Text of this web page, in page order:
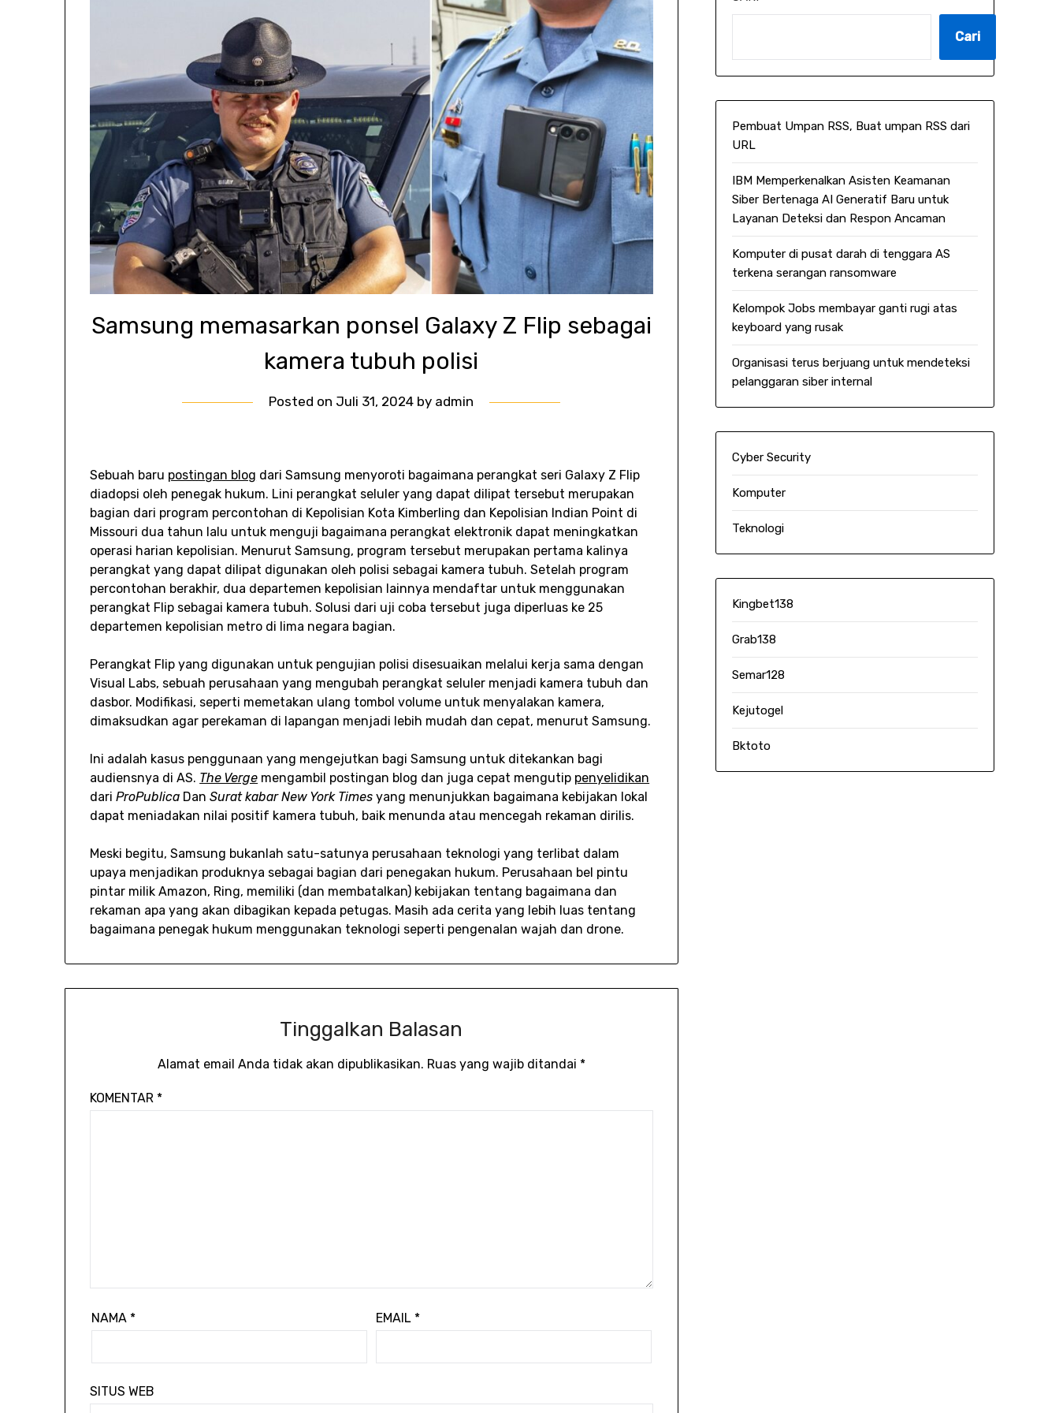
Samsung memasarkan ponsel Galaxy Z Flip sebagai
kamera tubuh polisi
Posted on Juli 31, 2024 by admin
Sebuah baru postingan blog dari Samsung menyoroti bagaimana perangkat seri Galaxy Z Flip
diadopsi oleh penegak hukum. Lini perangkat seluler yang dapat dilipat tersebut merupakan
bagian dari program percontohan di Kepolisian Kota Kimberling dan Kepolisian Indian Point di
Missouri dua tahun lalu untuk menguji bagaimana perangkat elektronik dapat meningkatkan
operasi harian kepolisian. Menurut Samsung, program tersebut merupakan pertama kalinya
perangkat yang dapat dilipat digunakan oleh polisi sebagai kamera tubuh. Setelah program
percontohan berakhir, dua departemen kepolisian lainnya mendaftar untuk menggunakan
perangkat Flip sebagai kamera tubuh. Solusi dari uji coba tersebut juga diperluas ke 25
departemen kepolisian metro di lima negara bagian.
Perangkat Flip yang digunakan untuk pengujian polisi disesuaikan melalui kerja sama dengan
Visual Labs, sebuah perusahaan yang mengubah perangkat seluler menjadi kamera tubuh dan
dasbor. Modifikasi, seperti memetakan ulang tombol volume untuk menyalakan kamera,
dimaksudkan agar perekaman di lapangan menjadi lebih mudah dan cepat, menurut Samsung.
Ini adalah kasus penggunaan yang mengejutkan bagi Samsung untuk ditekankan bagi
audiensnya di AS. The Verge mengambil postingan blog dan juga cepat mengutip penyelidikan
dariProPublica DanSurat kabar New York Times yang menunjukkan bagaimana kebijakan lokal
dapat meniadakan nilai positif kamera tubuh, baik menunda atau mencegah rekaman dirilis.
Meski begitu, Samsung bukanlah satu-satunya perusahaan teknologi yang terlibat dalam
upaya menjadikan produknya sebagai bagian dari penegakan hukum. Perusahaan bel pintu
pintar milik Amazon, Ring, memiliki (dan membatalkan) kebijakan tentang bagaimana dan
rekaman apa yang akan dibagikan kepada petugas. Masih ada cerita yang lebih luas tentang
bagaimana penegak hukum menggunakan teknologi seperti pengenalan wajah dan drone.
Tinggalkan Balasan
Alamat email Anda tidak akan dipublikasikan. Ruas yang wajib ditandai *
KOMENTAR *
NAMA * EMAIL *
SITUS WEB
Cari
Pembuat Umpan RSS, Buat umpan RSS dari
URL
IBM Memperkenalkan Asisten Keamanan
Siber Bertenaga AI Generatif Baru untuk
Layanan Deteksi dan Respon Ancaman
Komputer di pusat darah di tenggara AS
terkena serangan ransomware
Kelompok Jobs membayar ganti rugi atas
keyboard yang rusak
Organisasi terus berjuang untuk mendeteksi
pelanggaran siber internal
Cyber Security
Komputer
Teknologi
Kingbet138
Grab138
Semar128
Kejutogel
Bktoto